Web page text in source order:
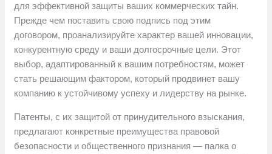
для эффективной защиты ваших коммерческих тайн.
Прежде чем поставить свою подпись под этим
договором, проанализируйте характер вашей инновации,
конкурентную среду и ваши долгосрочные цели. Этот
выбор, адаптированный к вашим потребностям, может
стать решающим фактором, который продвинет вашу
компанию к устойчивому успеху и лидерству на рынке.
Патенты, с их защитой от принудительного взыскания,
предлагают конкретные преимущества правовой
безопасности и общественного признания — палка о